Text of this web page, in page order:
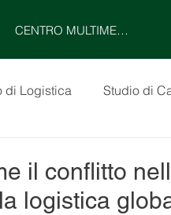
CENTRO MULTIMEDIALE
di Logistica Studio di
il conflitto
logistica